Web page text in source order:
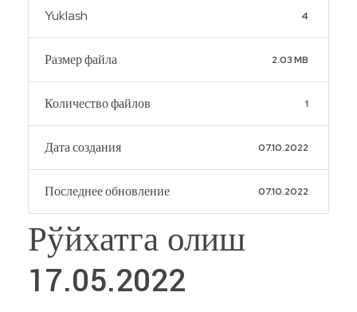
Yuklash 4
Размер файла 2.03 MB
Количество файлов 1
Дата создания 07.10.2022
Последнее обновление 07.10.2022
Рўйхатга олиш
17.05.2022